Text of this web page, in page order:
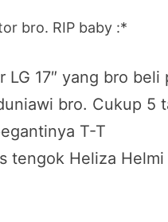
bro. RIP baby :*
LG 17″ yang bro
bro. Cukup 5
T-T
tengok Heliza